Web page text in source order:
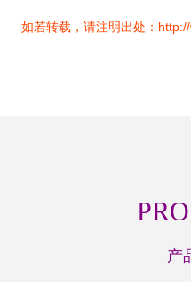
如若转载，请注明出处：
产